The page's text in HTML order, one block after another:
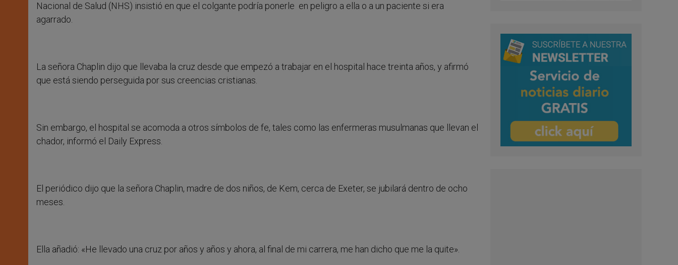
Nacional de Salud (NHS) insistió en que el colgante podría ponerle en peligro a ella o a un paciente si era
agarrado.
La señora Chaplin dijo que llevaba la cruz desde que empezó a trabajar en el hospital hace treinta años, y afirmó
que está siendo perseguida por sus creencias cristianas.
Sin embargo, el hospital se acomoda a otros símbolos de fe, tales como las enfermeras musulmanas que llevan el
chador, informó el Daily Express.
El periódico dijo que la señora Chaplin, madre de dos niños, de Kem, cerca de Exeter, se jubilará dentro de ocho
meses.
Ella añadió: «He llevado una cruz por años y años y ahora, al final de mi carrera, me han dicho que me la quite».